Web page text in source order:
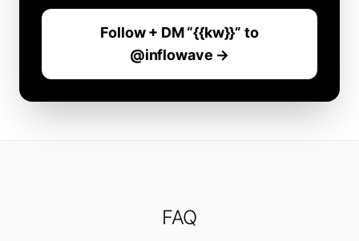
Follow + DM “{{kw}}” to
@inflowave →
FAQ